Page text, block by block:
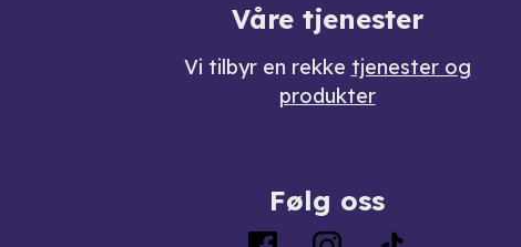
Våre tjenester
Vi tilbyr en rekke tjenester og
produkter
Følg oss